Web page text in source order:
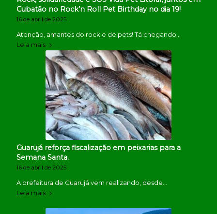
Cubatão no Rock’n Roll Pet Birthday no dia 19!
16 de abril de 2025
Atenção, amantes do rock e de pets! Tá chegando…
Leia mais
Guarujá reforça fiscalização em peixarias para a
Semana Santa.
16 de abril de 2025
A prefeitura de Guarujá vem realizando, desde…
Leia mais